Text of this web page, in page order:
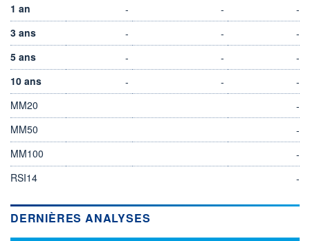
1 an
- -
-
3 ans
- -
-
5 ans
- -
-
10 ans
- -
-
MM20
-
MM50
-
MM100
-
RSI14
-
DERNIÈRES ANALYSES